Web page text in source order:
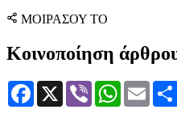
ΜΟΙΡΑΣΟΥ ΤΟ
Κοινοποίηση
Facebook
X Viber WhatsApp